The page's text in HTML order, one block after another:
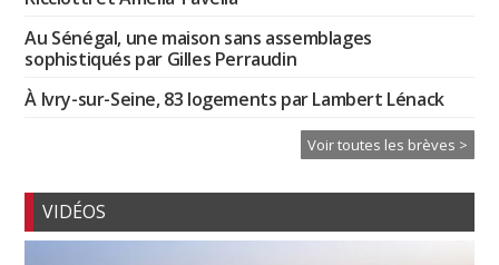
Au Sénégal, une maison sans assemblages
sophistiqués par Gilles Perraudin
À Ivry-sur-Seine, 83 logements par Lambert Lénack
Voir toutes les brèves >
VIDÉOS